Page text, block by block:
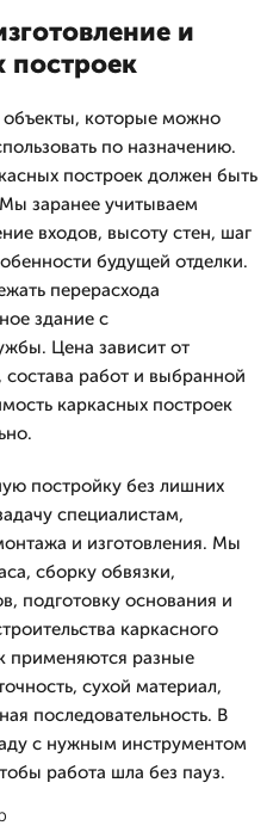
и
построек
которые можно
по назначению.
построек должен быть
заранее учитываем
входов, высоту стен, шаг
будущей отделки.
перерасхода
здание с
Цена зависит от
работ и выбранной
каркасных построек
постройку без лишних
специалистам,
и изготовления. Мы
сборку обвязки,
подготовку основания и
каркасного
применяются разные
сухой материал,
последовательность. В
с нужным инструментом
работа шла без пауз.